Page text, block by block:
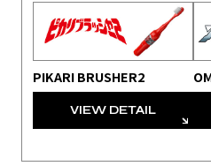
PIKARI BRUSHER2
VIEW DETAIL